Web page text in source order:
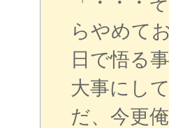
らやめて
日で悟る
大事にし
だ、今更